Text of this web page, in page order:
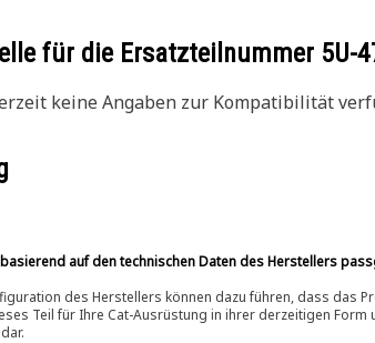
für die Ersatzteilnummer 5U-
keine Angaben zur Kompatibilität
auf den technischen Daten des Herstellers
des Herstellers können dazu führen, dass das
Teil für Ihre Cat-Ausrüstung in ihrer derzeitigen